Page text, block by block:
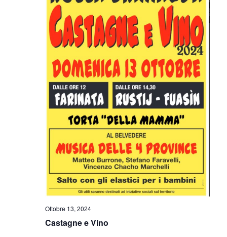
Ottobre 13, 2024
Castagne e Vino